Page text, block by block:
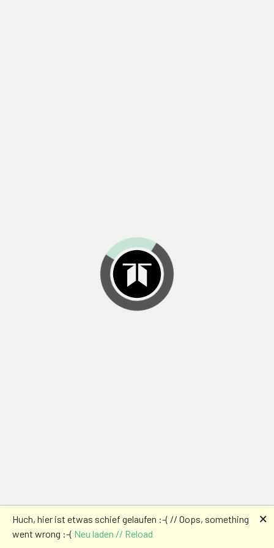
Huch, hier ist etwas schief gelaufen :-( // Oops, something
went wrong :-( Neu laden // Reload
🗙